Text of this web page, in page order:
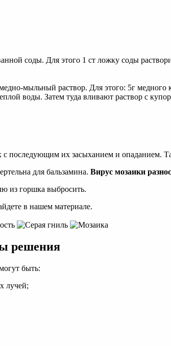
соды. Для этого 1 ст ложку соды
мыльный раствор. Для этого: 5г
воды. Затем туда вливают раствор с
с последующим их засыханием и опаданием.
для бальзамина. Вирус мозаики
из горшка выбросить.
в нашем материале.
решения
быть:
лучей;